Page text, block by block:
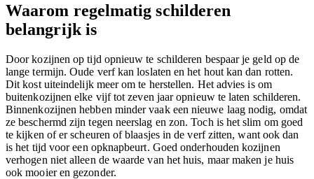
Waarom regelmatig schilderen
belangrijk is
Door kozijnen op tijd opnieuw te schilderen bespaar je geld op de
lange termijn. Oude verf kan loslaten en het hout kan dan rotten.
Dit kost uiteindelijk meer om te herstellen. Het advies is om
buitenkozijnen elke vijf tot zeven jaar opnieuw te laten schilderen.
Binnenkozijnen hebben minder vaak een nieuwe laag nodig, omdat
ze beschermd zijn tegen neerslag en zon. Toch is het slim om goed
te kijken of er scheuren of blaasjes in de verf zitten, want ook dan
is het tijd voor een opknapbeurt. Goed onderhouden kozijnen
verhogen niet alleen de waarde van het huis, maar maken je huis
ook mooier en gezonder.